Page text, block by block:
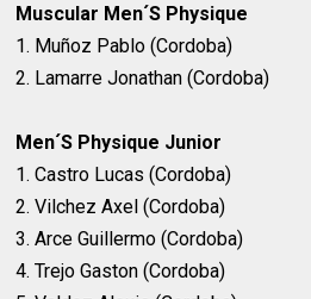
Muscular Men´S Physique
1. Muñoz Pablo (Cordoba)
2. Lamarre Jonathan (Cordoba)
Men´S Physique Junior
1. Castro Lucas (Cordoba)
2. Vilchez Axel (Cordoba)
3. Arce Guillermo (Cordoba)
4. Trejo Gaston (Cordoba)